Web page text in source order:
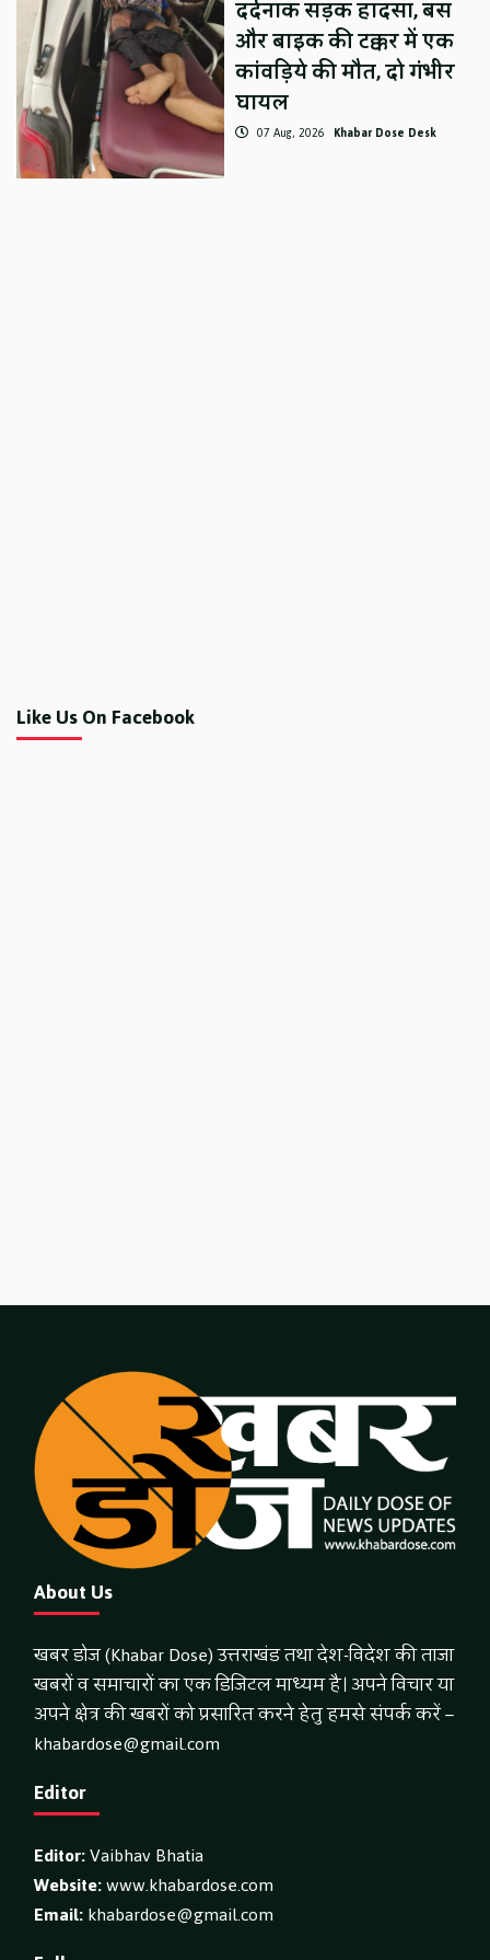
दर्दनाक सड़क हादसा, बस
और बाइक की टक्कर में एक
कांवड़िये की मौत, दो गंभीर
घायल
07 Aug, 2026 Khabar Dose Desk
Like Us On Facebook
About Us
खबर डोज (Khabar Dose) उत्तराखंड तथा देश-विदेश की ताजा
खबरों व समाचारों का एक डिजिटल माध्यम है। अपने विचार या
अपने क्षेत्र की खबरों को प्रसारित करने हेतु हमसे संपर्क करें –
khabardose@gmail.com
Editor
Editor:Vaibhav Bhatia
Website:www.khabardose.com
Email:khabardose@gmail.com